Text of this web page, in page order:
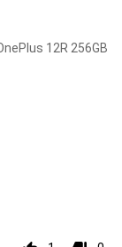
12R 256GB